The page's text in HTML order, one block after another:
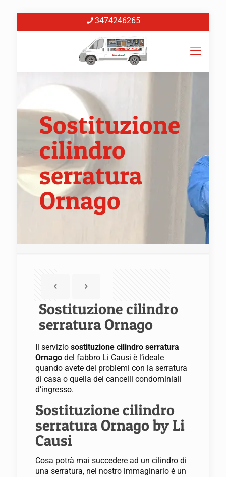
3474246265
Sostituzione
cilindro
serratura
Ornago
Sostituzione cilindro
serratura Ornago
Il servizio sostituzione cilindro serratura
Ornagodel fabbro Li Causi è l’ideale
quando avete dei problemi con la serratura
di casa o quella dei cancelli condominiali
d’ingresso.
Sostituzione cilindro
serratura Ornago by Li
Causi
Cosa potrà mai succedere ad un cilindro di
una serratura, nel nostro immaginario è un